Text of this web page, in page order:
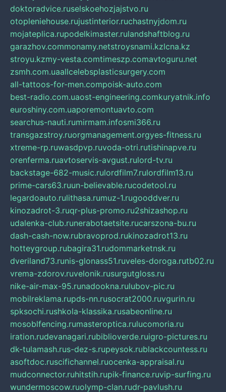
doktoradvice.ruselskoehozjajstvo.ru
otopleniehouse.rujustinterior.ruchastnyjdom.ru
mojateplica.rupodelkimaster.rulandshaftblog.ru
garazhov.commonamy.netstroysnami.kzlcna.kz
stroyu.kzmy-vesta.comtimeszp.comavtoguru.net
zsmh.com.uaallcelebsplasticsurgery.com
all-tattoos-for-men.compoisk-auto.com
best-radio.com.uaost-engineering.comkuryatnik.info
euroshiny.com.uaporemontuavto.com
searchus-nauti.rumirmam.infosmi366.ru
transgazstroy.ruorgmanagement.orgyes-fitness.ru
xtreme-rp.ruwasdpvp.ruvoda-otri.rutishinapve.ru
orenferma.ruavtoservis-avgust.rulord-tv.ru
backstage-682-music.rulordfilm7.rulordfilm13.ru
prime-cars63.ruun-believable.rucodetool.ru
legardoauto.rulithasa.rumuz-1.rugooddver.ru
kinozadrot-3.ruqr-plus-promo.ru2shizashop.ru
udalenka-club.runerabotaetsite.rucarszona-bu.ru
dash-cash-now.rubravoprod.rukinozadrot13.ru
hotteygroup.rubagira31.rudommarketnsk.ru
dveriland73.runis-glonass51.ruveles-doroga.rutb02.ru
vrema-zdorov.ruvelonik.rusurgutgloss.ru
nike-air-max-95.runadookna.rulubov-pic.ru
mobilreklama.rupds-nn.rusocrat2000.ruvgurin.ru
spksochi.rushkola-klassika.rusabeonline.ru
mosoblfencing.rumasteroptica.rulucomoria.ru
iration.rudevanagari.rubiblioverde.ruigro-pictures.ru
dk-tulamash.rus-dez-s.rupeysok.rublackcountess.ru
asoftdoc.ruscifichannel.ruocenka-appraisal.ru
mudconnector.ruhitstih.rupik-finance.ruvip-surfing.ru
wundermoscow.ruolymp-clan.rudr-pavlush.ru